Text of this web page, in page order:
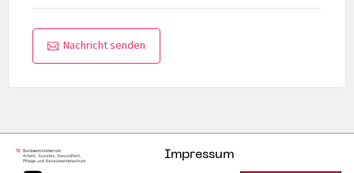
Nachricht senden
Impressum